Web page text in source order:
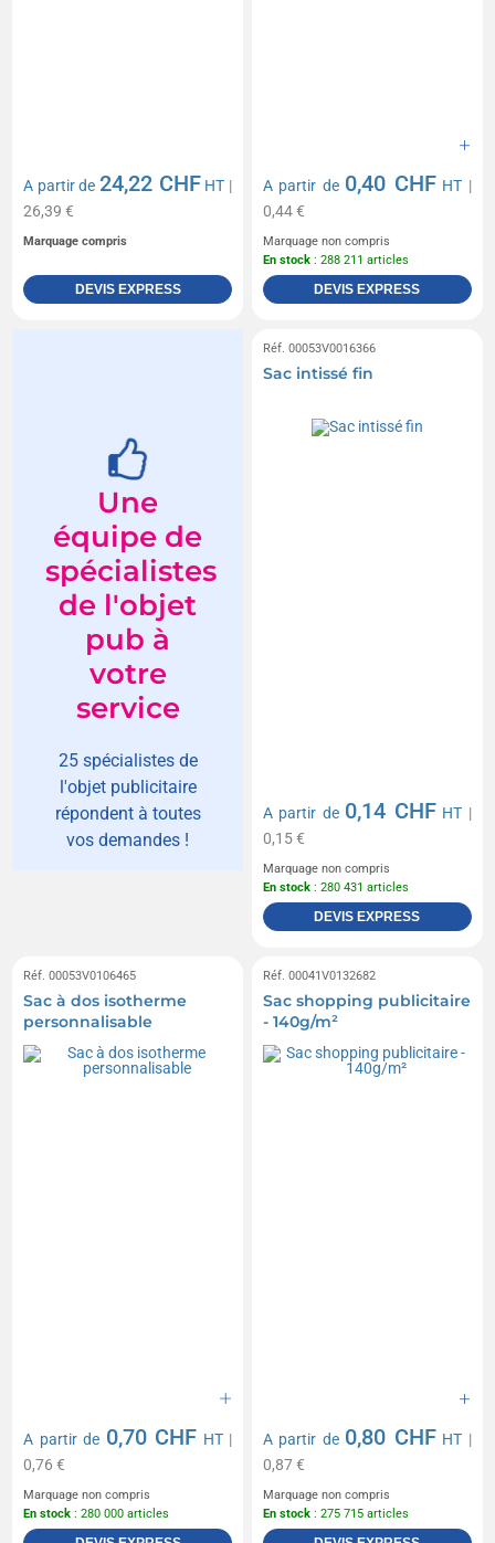
A partir de24,22 CHF HT |
26,39 €
Marquage compris
DEVIS EXPRESS
A partir de 0,40 CHF HT |
0,44 €
Marquage non compris
En stock : 288 211 articles
DEVIS EXPRESS
Une
équipe de
spécialistes
de l'objet
pub à
votre
service
25 spécialistes de
l'objet publicitaire
répondent à toutes
vos demandes !
Réf. 00053V0016366
Sac intissé fin
A partir de 0,14 CHF HT |
0,15 €
Marquage non compris
En stock : 280 431 articles
DEVIS EXPRESS
Réf. 00053V0106465
Sac à dos isotherme
personnalisable
A partir de 0,70 CHF HT|
0,76 €
Marquage non compris
En stock : 280 000 articles
Réf. 00041V0132682
Sac shopping publicitaire
- 140g/m²
A partir de 0,80 CHF HT |
0,87 €
Marquage non compris
En stock : 275 715 articles